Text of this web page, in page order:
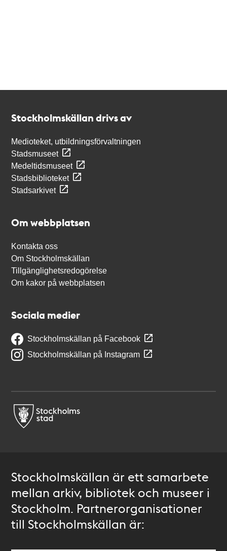
Stockholmskällan drivs av
Medioteket, utbildningsförvaltningen
Stadsmuseet
Medeltidsmuseet
Stadsbiblioteket
Stadsarkivet
Om webbplatsen
Kontakta oss
Om Stockholmskällan
Tillgänglighetsredogörelse
Om kakor på webbplatsen
Sociala medier
Stockholmskällan på Facebook
Stockholmskällan på Instagram
Stockholmskällan är ett samarbete
mellan arkiv, bibliotek och museer i
Stockholm. Partnerorganisationer
till Stockholmskällan är: